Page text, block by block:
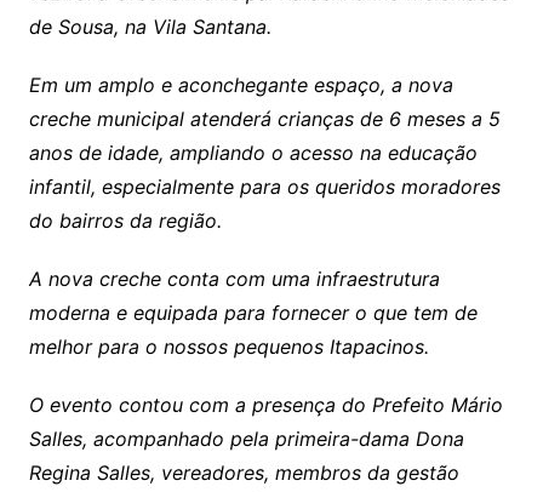
de Sousa, na Vila Santana.
Em um amplo e aconchegante espaço, a nova
creche municipal atenderá crianças de 6 meses a 5
anos de idade, ampliando o acesso na educação
infantil, especialmente para os queridos moradores
do bairros da região.
A nova creche conta com uma infraestrutura
moderna e equipada para fornecer o que tem de
melhor para o nossos pequenos Itapacinos.
O evento contou com a presença do Prefeito Mário
Salles, acompanhado pela primeira-dama Dona
Regina Salles, vereadores, membros da gestão